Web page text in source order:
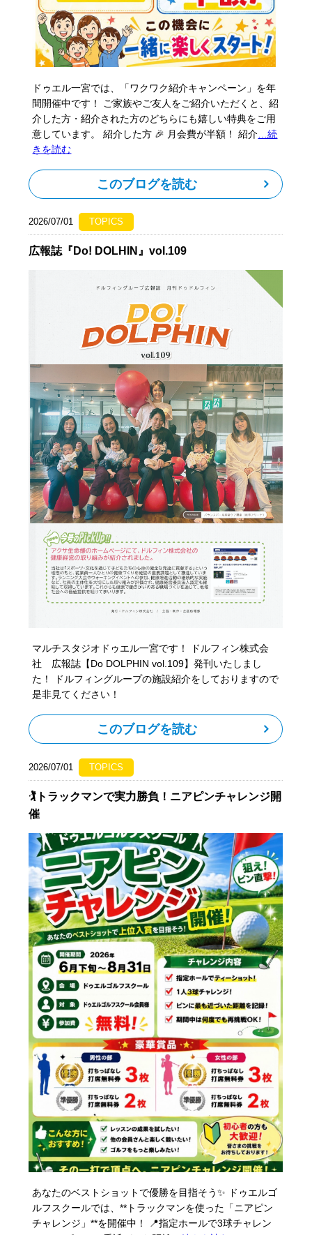
ドゥエル一宮では、「ワクワク紹介キャンペーン」を年
間開催中です！ ご家族やご友人をご紹介いただくと、紹
介した方・紹介された方のどちらにも嬉しい特典をご用
意しています。 紹介した方 🎉 月会費が半額！ 紹介 …続
きを読む
このブログを読む
2026/07/01 TOPICS
広報誌『Do! DOLHIN』vol.109
マルチスタジオドゥエル一宮です！ ドルフィン株式会
社 広報誌【Do DOLPHIN vol.109】発刊いたしまし
た！ ドルフィングループの施設紹介をしておりますので
是非見てください！
このブログを読む
2026/07/01 TOPICS
🏌️トラックマンで実力勝負！ニアピンチャレンジ開
催
あなたのベストショットで優勝を目指そう✨ ドゥエルゴ
ルフスクールでは、**トラックマンを使った「ニアピン
チャレンジ」**を開催中！ 📍指定ホールで3球チャレン